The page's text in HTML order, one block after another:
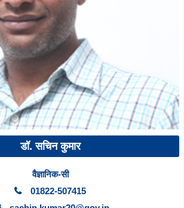
डॉ. सचिन कुमार
वैज्ञानिक-सी
01822-507415